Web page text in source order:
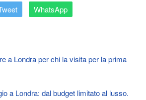
WhatsApp
a Londra per chi la visita per la prima
a Londra: dal budget limitato al lusso.